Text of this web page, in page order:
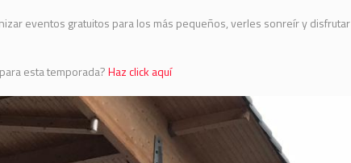
eventos gratuitos para los más pequeños, verles sonreír y disfrutar
esta temporada?Haz click aquí